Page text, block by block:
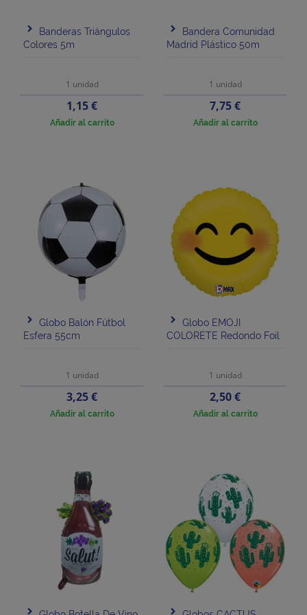
Banderas Triángulos
Colores 5m
1 unidad
Precio
1,15 €
Añadir al carrito
Bandera Comunidad
Madrid Plástico 50m
1 unidad
Precio
7,75 €
Añadir al carrito
Globo Balón Fútbol
Esfera 55cm
1 unidad
Precio
3,25 €
Añadir al carrito
Globo EMOJI
COLORETE Redondo Foil
1 unidad
Precio
2,50 €
Añadir al carrito